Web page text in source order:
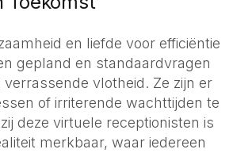
en liefde voor efficiëntie
gepland en standaardvragen
vlotheid. Ze zijn er
of irriterende wachttijden te
deze virtuele receptionisten is
merkbaar, waar iedereen